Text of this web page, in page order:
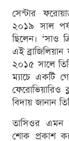
সেন্টার
২০১৯ সাল
ছিলেন। ‘সাও
এই
২০১৫ সালে
ম্যাচে একটি
ফেরোভিয়ারিও
বিদায় জানান
তাসিওর এমন
শোক প্রকাশ